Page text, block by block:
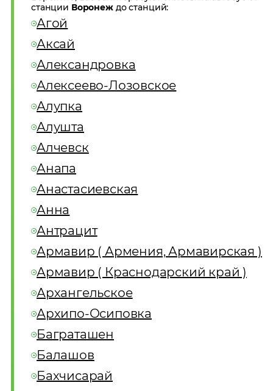
станции Воронеждо станций:
Агой
Аксай
Александровка
Алексеево-Лозовское
Алупка
Алушта
Алчевск
Анапа
Анастасиевская
Анна
Антрацит
Армавир ( Армения, Армавирская )
Армавир ( Краснодарский край )
Архангельское
Архипо-Осиповка
Баграташен
Балашов
Бахчисарай